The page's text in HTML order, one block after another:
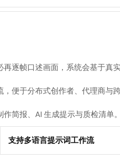
逐帧口述画面，系统会基于
便于分布式创作者、代理商
简报、AI 生成提示与质检清单
支持多语言提示词工作流